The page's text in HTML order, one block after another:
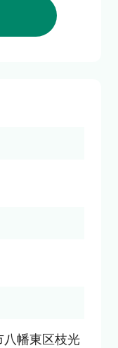
八幡東区枝光